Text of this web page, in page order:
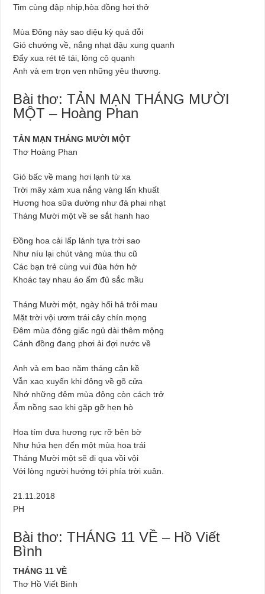
Tim cùng đập nhịp,hòa đồng hơi thở
Mùa Đông này sao diệu kỳ quá đỗi
Gió chướng về, nắng nhạt đậu xung quanh
Đẩy xua rét tê tái, lòng cô quạnh
Anh và em trọn vẹn những yêu thương.
Bài thơ: TẢN MẠN THÁNG MƯỜI
MỘT – Hoàng Phan
TẢN MẠN THÁNG MƯỜI MỘT
Thơ Hoàng Phan
Gió bấc về mang hơi lạnh từ xa
Trời mây xám xua nắng vàng lẩn khuất
Hương hoa sữa dường như đà phai nhạt
Tháng Mười một về se sắt hanh hao
Đồng hoa cải lấp lánh tựa trời sao
Như níu lại chút vàng mùa thu cũ
Các bạn trẻ cùng vui đùa hớn hở
Khoác tay nhau áo ấm đủ sắc mầu
Tháng Mười một, ngày hối hả trôi mau
Mặt trời vội ươm trái cây chín mọng
Đêm mùa đông giấc ngủ dài thêm mộng
Cánh đồng đang phơi ải đợi nước về
Anh và em bao năm tháng cận kề
Vẫn xao xuyến khi đông về gõ cửa
Nhớ những đêm mùa đông còn cách trở
Ấm nồng sao khi gặp gỡ hẹn hò
Hoa tím đưa hương rực rỡ bên bờ
Như hứa hẹn đến một mùa hoa trái
Tháng Mười một sẽ đi qua vồi vội
Với lòng người hướng tới phía trời xuân.
21.11.2018
PH
Bài thơ: THÁNG 11 VỀ – Hồ Viết
Bình
THÁNG 11 VỀ
Thơ Hồ Viết Bình